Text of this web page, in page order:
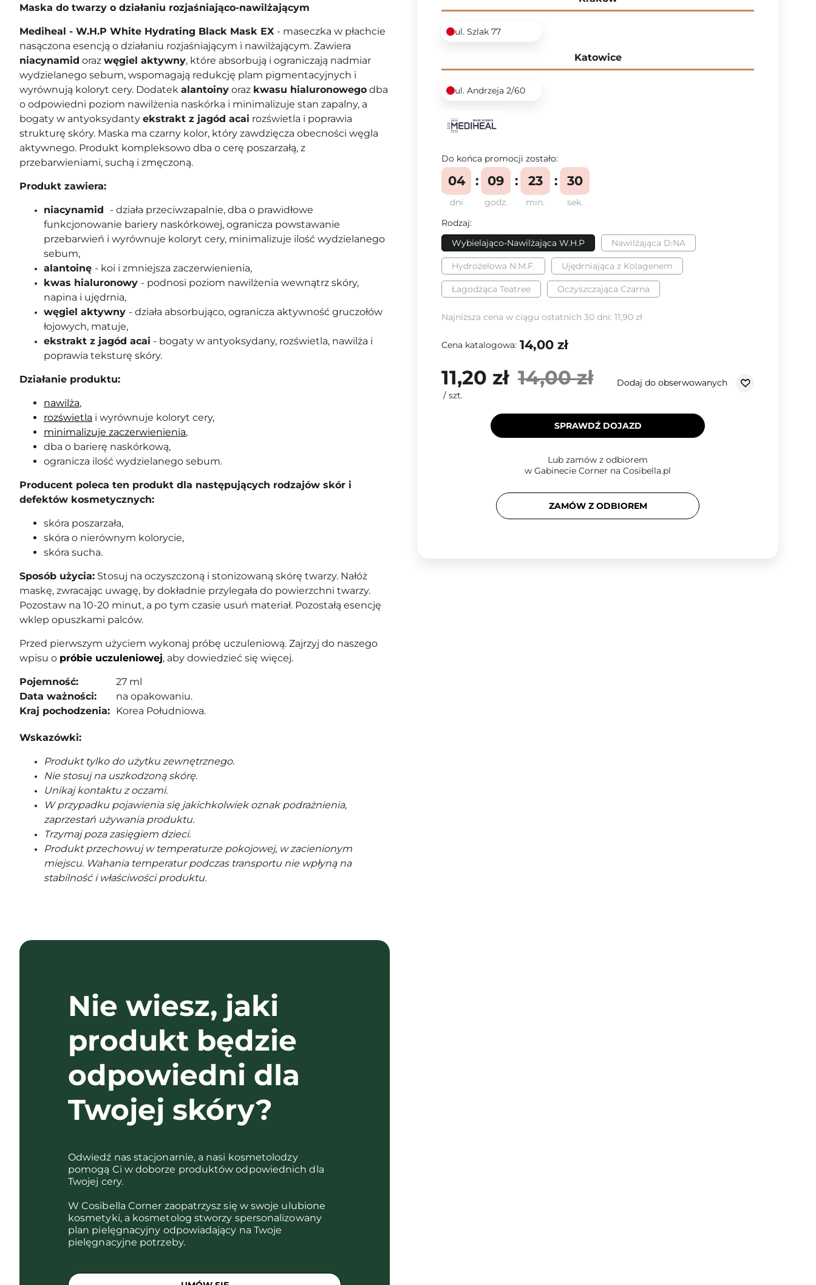
Maska do twarzy o działaniu rozjaśniająco-nawilżającym
Mediheal - W.H.P White Hydrating Black Mask EX - maseczka w płachcie
nasączona esencją o działaniu rozjaśniającym i nawilżającym. Zawiera
niacynamid oraz węgiel aktywny, które absorbują i ograniczają nadmiar
wydzielanego sebum, wspomagają redukcję plam pigmentacyjnych i
wyrównują koloryt cery. Dodatek alantoiny oraz kwasu hialuronowego dba
o odpowiedni poziom nawilżenia naskórka i minimalizuje stan zapalny, a
bogaty w antyoksydanty ekstrakt z jagód acai rozświetla i poprawia
strukturę skóry. Maska ma czarny kolor, który zawdzięcza obecności węgla
aktywnego. Produkt kompleksowo dba o cerę poszarzałą, z
przebarwieniami, suchą i zmęczoną.
Produkt zawiera:
niacynamid - działa przeciwzapalnie, dba o prawidłowe
funkcjonowanie bariery naskórkowej, ogranicza powstawanie
przebarwień i wyrównuje koloryt cery, minimalizuje ilość wydzielanego
sebum,
alantoinę - koi i zmniejsza zaczerwienienia,
kwas hialuronowy - podnosi poziom nawilżenia wewnątrz skóry,
napina i ujędrnia,
węgiel aktywny - działa absorbująco, ogranicza aktywność gruczołów
łojowych, matuje,
ekstrakt z jagód acai - bogaty w antyoksydany, rozświetla, nawilża i
poprawia teksturę skóry.
Działanie produktu:
nawilża,
rozświetla i wyrównuje koloryt cery,
minimalizuje zaczerwienienia,
dba o barierę naskórkową,
ogranicza ilość wydzielanego sebum.
Producent poleca ten produkt dla następujących rodzajów skór i
defektów kosmetycznych:
skóra poszarzała,
skóra o nierównym kolorycie,
skóra sucha.
Sposób użycia: Stosuj na oczyszczoną i stonizowaną skórę twarzy. Nałóż
maskę, zwracając uwagę, by dokładnie przylegała do powierzchni twarzy.
Pozostaw na 10-20 minut, a po tym czasie usuń materiał. Pozostałą esencję
wklep opuszkami palców.
Przed pierwszym użyciem wykonaj próbę uczuleniową. Zajrzyj do naszego
wpisu o próbie uczuleniowej, aby dowiedzieć się więcej.
Pojemność:
27 ml
Data ważności:
na opakowaniu.
Kraj pochodzenia: Korea Południowa.
Wskazówki:
Produkt tylko do użytku zewnętrznego.
Nie stosuj na uszkodzoną skórę.
Unikaj kontaktu z oczami.
W przypadku pojawienia się jakichkolwiek oznak podrażnienia,
zaprzestań używania produktu.
Trzymaj poza zasięgiem dzieci.
Produkt przechowuj w temperaturze pokojowej, w zacienionym
miejscu. Wahania temperatur podczas transportu nie wpłyną na
stabilność i właściwości produktu.
Nie wiesz, jaki
produkt będzie
odpowiedni dla
Twojej skóry?
Odwiedź nas stacjonarnie, a nasi kosmetolodzy
pomogą Ci w doborze produktów odpowiednich dla
Twojej cery.
W Cosibella Corner zaopatrzysz się w swoje ulubione
kosmetyki, a kosmetolog stworzy spersonalizowany
plan pielęgnacyjny odpowiadający na Twoje
pielęgnacyjne potrzeby.
ul. Szlak 77
Katowice
ul. Andrzeja 2/60
Do końca promocji zostało:
dni
04
godz.
09
min.
23
sek.
29
Rodzaj:
Wybielająco-Nawilżająca W.H.P
Nawilżająca D:NA
Hydrożelowa N.M.F. Ujędrniająca z Kolagenem
Łagodząca Teatree Oczyszczająca Czarna
Najniższa cena w ciągu ostatnich 30 dni: 11,90 zł
Cena katalogowa: 14,00 zł
11,20 zł 14,00 zł
/ szt.
Dodaj do obserwowanych
SPRAWDŹ DOJAZD
Lub zamów z odbiorem
w Gabinecie Corner na Cosibella.pl
ZAMÓW Z ODBIOREM